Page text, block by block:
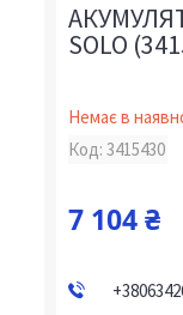
SOLO
Немає в
Код:3415430
7 104 ₴